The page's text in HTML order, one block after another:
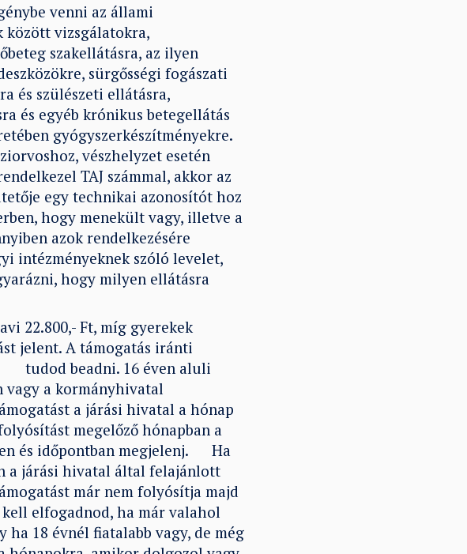
venni az állami
között vizsgálatokra,
szakellátásra, az ilyen
sürgősségi fogászati
és szülészeti ellátásra,
és egyéb krónikus betegellátás
gyógyszerkészítményekre.
vészhelyzet esetén
TAJ számmal, akkor az
egy technikai azonosítót hoz
hogy menekült vagy, illetve a
azok rendelkezésére
intézményeknek szóló levelet,
hogy milyen ellátásra
22.800,- Ft, míg gyerekek
jelent. A támogatás iránti
tudod beadni. 16 éven aluli
vagy a kormányhivatal
a járási hivatal a hónap
megelőző hónapban a
és időpontban megjelenj. Ha
a járási hivatal által felajánlott
már nem folyósítja majd
elfogadnod, ha már valahol
18 évnél fiatalabb vagy, de még